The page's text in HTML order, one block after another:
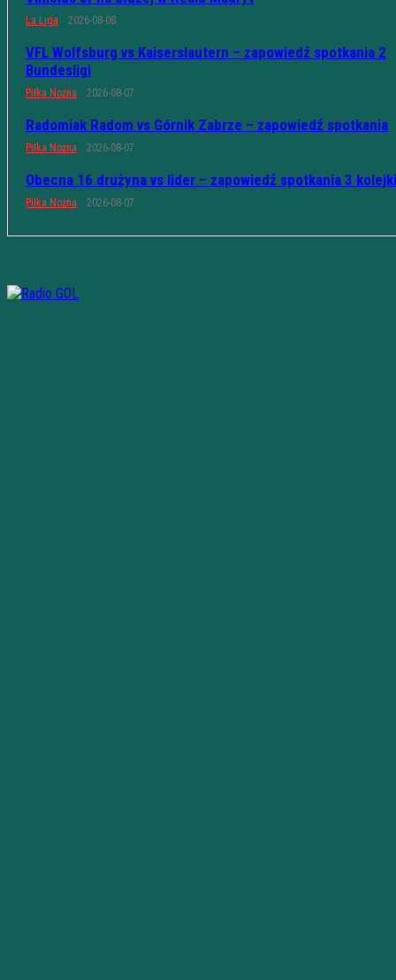
La Liga 2026-08-08
VFL Wolfsburg vs Kaiserslautern – zapowiedź spotkania 2
Bundesligi
Piłka Nożna 2026-08-07
Radomiak Radom vs Górnik Zabrze – zapowiedź spotkania
Piłka Nożna 2026-08-07
Obecna 16 drużyna vs lider – zapowiedź spotkania 3 kolejki
Piłka Nożna 2026-08-07